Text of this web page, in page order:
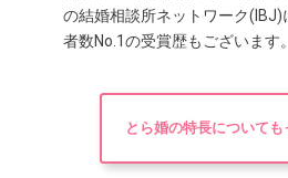
の結婚相談所ネットワーク
者数No.1の受賞歴もございます。
とら婚の特長についても